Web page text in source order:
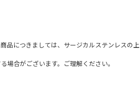
品につきましては、サージカルステンレスの上
合がございます。ご理解ください。